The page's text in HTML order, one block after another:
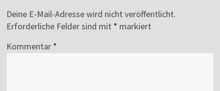
Deine E-Mail-Adresse wird nicht veröffentlicht.
Erforderliche Felder sind mit * markiert
Kommentar *